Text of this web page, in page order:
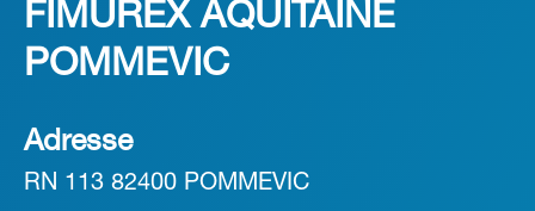
FIMUREX AQUITAINE
POMMEVIC
Adresse
RN 113 82400 POMMEVIC